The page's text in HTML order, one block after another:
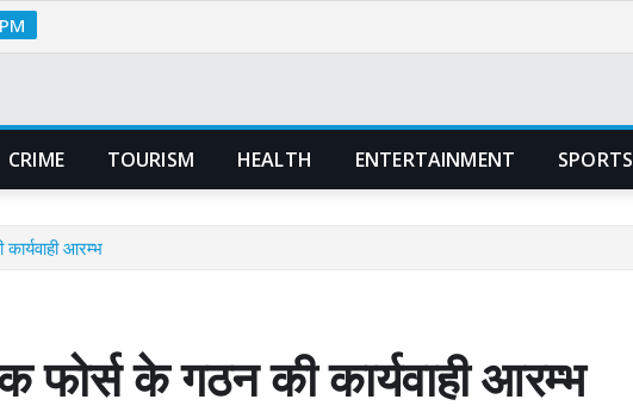
CRIME TOURISM HEALTH ENTERTAINMENT SPORTS
आरम्भ
फोर्स के गठन की कार्यवाही आरम्भ